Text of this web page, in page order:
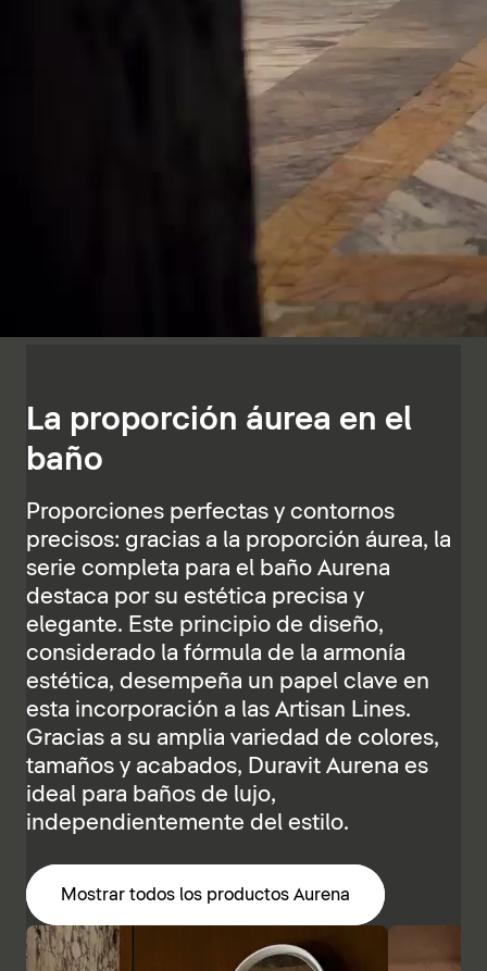
La proporción áurea en el
baño
Proporciones perfectas y contornos
precisos: gracias a la proporción áurea, la
serie completa para el baño Aurena
destaca por su estética precisa y
elegante. Este principio de diseño,
considerado la fórmula de la armonía
estética, desempeña un papel clave en
esta incorporación a las Artisan Lines.
Gracias a su amplia variedad de colores,
tamaños y acabados, Duravit Aurena es
ideal para baños de lujo,
independientemente del estilo.
Mostrar todos los productos Aurena